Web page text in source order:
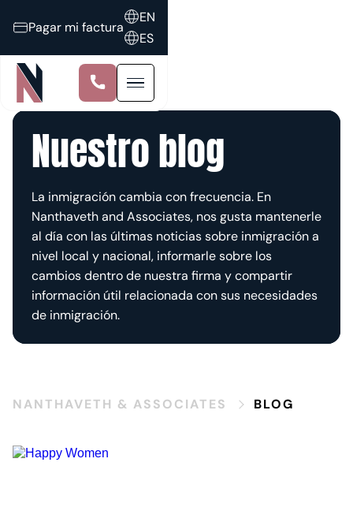
Pagar mi factura
EN
ES
Nuestro blog
La inmigración cambia con frecuencia. En
Nanthaveth and Associates, nos gusta mantenerle
al día con las últimas noticias sobre inmigración a
nivel local y nacional, informarle sobre los
cambios dentro de nuestra firma y compartir
información útil relacionada con sus necesidades
de inmigración.
NANTHAVETH & ASSOCIATES BLOG